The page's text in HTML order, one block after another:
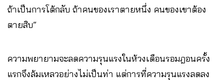
ถ้าเป็นการโต้กลับ ถ้าคนของเราตายหนึ่ง คนของเขาต้อง
ตายสิบ”
ความพยายามจะลดความรุนแรงในห้วงเดือนรอมฎอนครั้ง
แรกจึงล้มเหลวอย่างไม่เป็นท่า แต่การที่ความรุนแรงลดลง